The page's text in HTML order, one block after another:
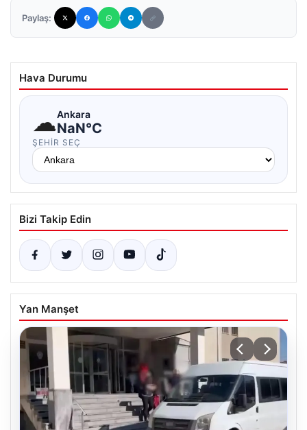
Paylaş:
Hava Durumu
☁Ankara
NaN°C
ŞEHIR SEÇ
Bizi Takip Edin
Yan Manşet